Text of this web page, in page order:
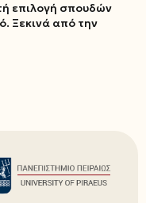
επιλογή σπουδών
Ξεκινά από την